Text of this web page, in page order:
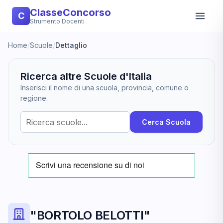
C ClasseConcorso
Strumento Docenti
Home/Scuole/Dettaglio
Ricerca altre Scuole d'Italia
Inserisci il nome di una scuola, provincia, comune o
regione.
Cerca Scuola
"BORTOLO BELOTTI"